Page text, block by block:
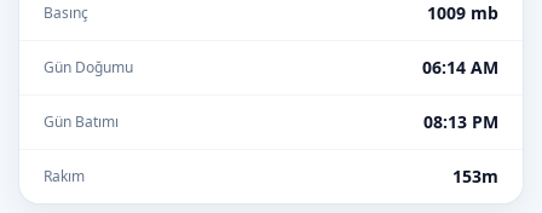
Basınç 1009 mb
Gün Doğumu 06:14 AM
Gün Batımı 08:13 PM
Rakım 153m